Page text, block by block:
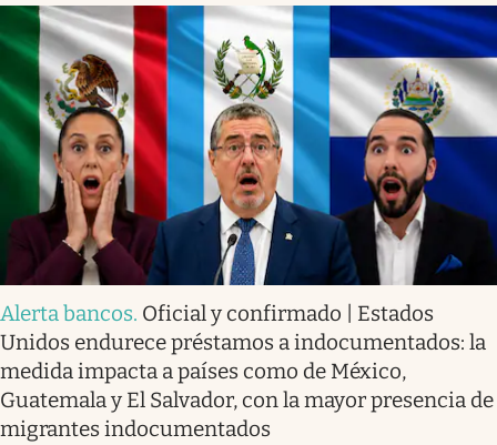
Alerta bancos. Oficial y confirmado | Estados
Unidos endurece préstamos a indocumentados: la
medida impacta a países como de México,
Guatemala y El Salvador, con la mayor presencia de
migrantes indocumentados